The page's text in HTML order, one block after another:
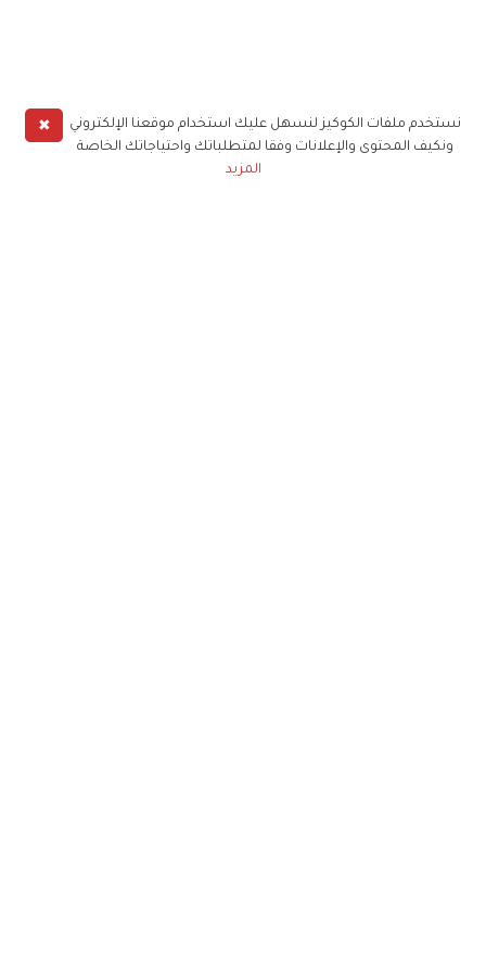
✖
نستخدم ملفات الكوكيز لنسهل عليك استخدام موقعنا الإلكتروني
ونكيف المحتوى والإعلانات وفقا لمتطلباتك واحتياجاتك الخاصة
المزيد